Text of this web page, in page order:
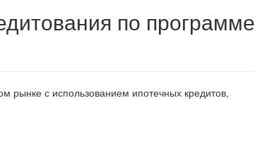
по программе
рынке с использованием ипотечных кредитов,